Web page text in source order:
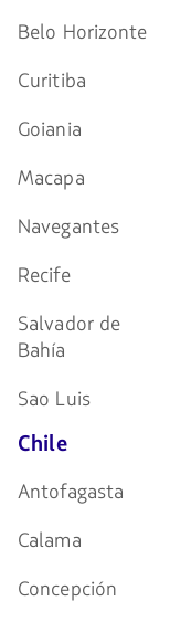
Belo Horizonte
Curitiba
Goiania
Macapa
Navegantes
Recife
Salvador de
Bahía
Sao Luis
Chile
Antofagasta
Calama
Concepción